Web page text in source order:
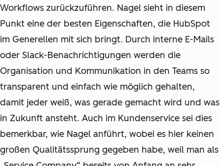
Workflows zurückzuführen. Nagel sieht in diesem
Punkt eine der besten Eigenschaften, die HubSpot
im Generellen mit sich bringt. Durch interne E-Mails
oder Slack-Benachrichtigungen werden die
Organisation und Kommunikation in den Teams so
transparent und einfach wie möglich gehalten,
damit jeder weiß, was gerade gemacht wird und was
in Zukunft ansteht. Auch im Kundenservice sei dies
bemerkbar, wie Nagel anführt, wobei es hier keinen
großen Qualitätssprung gegeben habe, weil man als